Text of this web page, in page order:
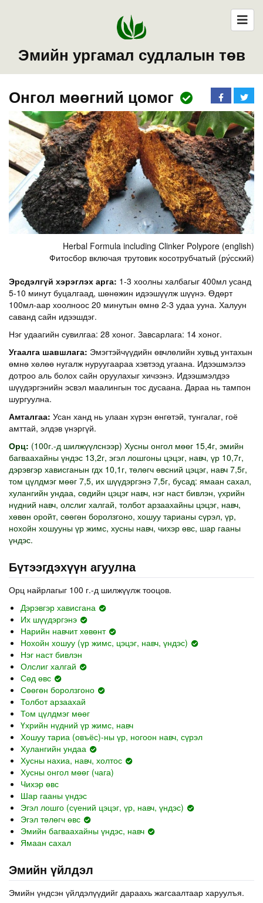
Эмийн ургамал судлалын төв
Онгол мөөгний цомог
Herbal Formula including Clinker Polypore (english)
Фитосбор включая трутовик косотрубчатый (ру́сский)
Эрсдэлгүй хэрэглэх арга: 1-3 хоолны халбагыг 400мл усанд
5-10 минут буцалгаад, шөнөжин идээшүүлж шүүнэ. Өдөрт
100мл-аар хоолноос 20 минутын өмнө 2-3 удаа ууна. Халуун
саванд сайн идээшдэг.
Нэг удаагийн сувилгаа: 28 хоног. Завсарлага: 14 хоног.
Угаалга шавшлага: Эмэгтэйчүүдийн өвчлөлийн хувьд унтахын
өмнө хөлөө нугалж нуруугаараа хэвтээд угаана. Идээшмэлээ
дотроо аль болох сайн оруулахыг хичээнэ. Идээшмэлдээ
шүүдэргэнийн эсвэл маалингын тос дусаана. Дараа нь тампон
шургуулна.
Амталгаа: Усан ханд нь улаан хүрэн өнгөтэй, тунгалаг, гоё
амттай, элдэв үнэргүй.
Орц: (100г.-д шилжүүлснээр) Хусны онгол мөөг 15,4г, эмийн
багваахайны үндэс 13,2г, эгэл лошгоны цэцэг, навч, үр 10,7г,
дэрэвгэр хависганын гдх 10,1г, төлөгч өвсний цэцэг, навч 7,5г,
том цүлдмэг мөөг 7,5, их шүүдэргэнэ 7,5г, бусад: ямаан сахал,
хулангийн ундаа, сөдийн цэцэг навч, нэг наст бивлэн, үхрийн
нүдний навч, олслиг халгай, толбот арзаахайны цэцэг, навч,
хөвөн оройт, сөөгөн боролзгоно, хошуу тарианы сүрэл, үр,
нохойн хошууны үр жимс, хусны навч, чихэр өвс, шар гааны
үндэс.
Бүтээгдэхүүн агуулна
Орц найрлагыг 100 г.-д шилжүүлж тооцов.
Дэрэвгэр хависгана
Их шүүдэргэнэ
Нарийн навчит хөвөнт
Нохойн хошуу (үр жимс, цэцэг, навч, үндэс)
Нэг наст бивлэн
Олслиг халгай
Сөд өвс
Сөөгөн боролзгоно
Толбот арзаахай
Том цүлдмэг мөөг
Үхрийн нүдний үр жимс, навч
Хошуу тариа (овъёс)-ны үр, ногоон навч, сүрэл
Хулангийн ундаа
Хусны нахиа, навч, холтос
Хусны онгол мөөг (чага)
Чихэр өвс
Шар гааны үндэс
Эгэл лошго (сүений цэцэг, үр, навч, үндэс)
Эгэл төлөгч өвс
Эмийн багваахайны үндэс, навч
Ямаан сахал
Эмийн үйлдэл
Эмийн үндсэн үйлдэлүүдийг дараахь жагсаалтаар харуулъя.